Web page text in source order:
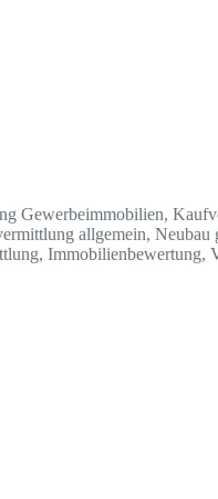
Gewerbeimmobilien,
allgemein, Neubau
Immobilienbewertung,